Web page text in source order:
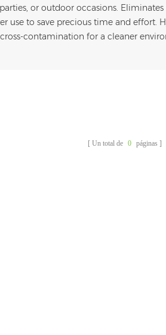
or outdoor occasions.
use to save precious time and effort.
contamination for a cleaner
Un total de 0 páginas